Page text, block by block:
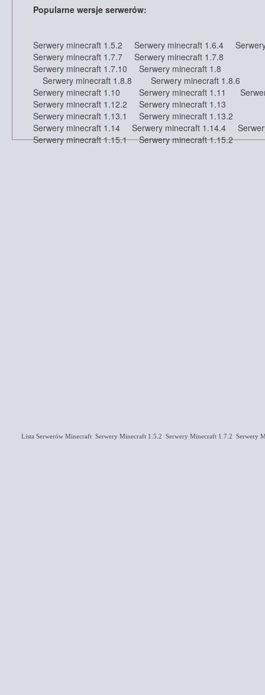
Popularne wersje serwerów:
Serwery minecraft 1.5.2 Serwery minecraft 1.6.4
Serwery minecraft 1.7.7
Serwery minecraft 1.7.8
Serwery minecraft 1.7.10
Serwery minecraft 1.8
Serwery minecraft 1.8.8
Serwery minecraft 1.8.6
Serwery minecraft 1.10
Serwery minecraft 1.11
Serwery minecraft 1.12.2
Serwery minecraft 1.13
Serwery minecraft 1.13.1
Serwery minecraft 1.13.2
Serwery minecraft 1.14
Serwery minecraft 1.14.4
Serwery minecraft 1.15.1
Serwery minecraft 1.15.2
Lista Serwerów Minecraft Serwery Minecraft 1.5.2 Serwery Minecraft 1.7.2 Serwery